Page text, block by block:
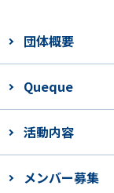
団体概要
Queque
活動内容
メンバー募集